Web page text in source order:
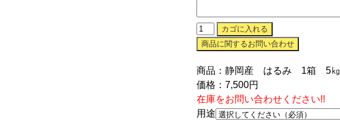
商品：静岡産 はるみ 1箱 5㎏
価格：7,500円
在庫をお問い合わせください!!
用途